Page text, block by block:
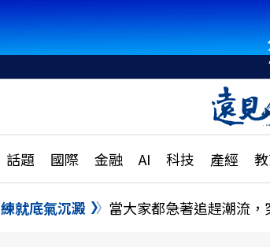
話題 國際 金融 AI 科技 產經
話題
國際
特輯
大學
縣
民調
練就底氣沉澱 當大家都急著追趕潮流